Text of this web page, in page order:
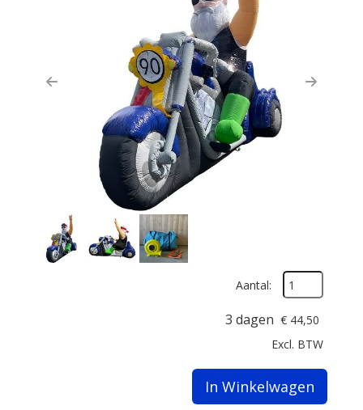
Previous Next
Aantal:
3 dagen € 44,50
Excl. BTW
In Winkelwagen